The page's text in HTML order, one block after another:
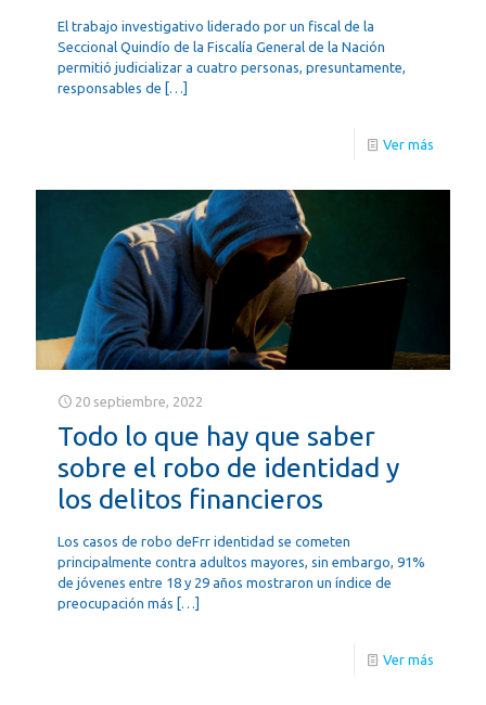
El trabajo investigativo liderado por un fiscal de la
Seccional Quindío de la Fiscalía General de la Nación
permitió judicializar a cuatro personas, presuntamente,
responsables de […]
Ver más
20 septiembre, 2022
Todo lo que hay que saber
sobre el robo de identidad y
los delitos financieros
Los casos de robo deFrr identidad se cometen
principalmente contra adultos mayores, sin embargo, 91%
de jóvenes entre 18 y 29 años mostraron un índice de
preocupación más […]
Ver más